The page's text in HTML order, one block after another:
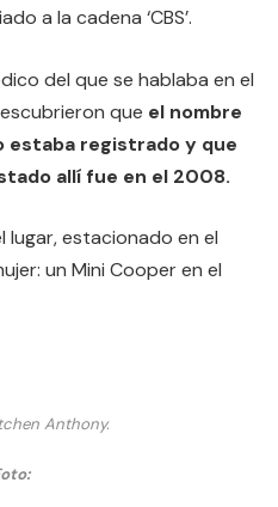
a la cadena ‘CBS’.
del que se hablaba en el
que el nombre
estaba registrado y que
allí fue en el 2008.
lugar, estacionado en el
un Mini Cooper en el
Anthony.